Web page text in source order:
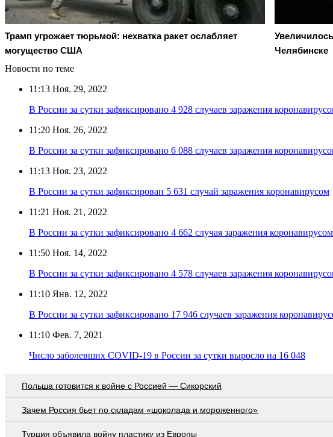
Трамп угрожает тюрьмой: нехватка ракет ослабляет
могущество США
Челябинске
Новости по теме
11:13 Ноя. 29, 2022
В России за сутки зафиксировано 4 928 случаев заражения
11:20 Ноя. 26, 2022
В России за сутки зафиксировано 6 088 случаев заражения
11:13 Ноя. 23, 2022
В России за сутки зафиксирован 5 631 случай заражения коронавирусом
11:21 Ноя. 21, 2022
В России за сутки зафиксировано 4 662 случая заражения коронавирусом
11:50 Ноя. 14, 2022
В России за сутки зафиксировано 4 578 случаев заражения
11:10 Янв. 12, 2022
В России за сутки зафиксировано 17 946 случаев заражения
11:10 Фев. 7, 2021
Число заболевших COVID-19 в России за сутки выросло на 16 048
Польша готовится к войне с Россией — Сикорский
Зачем Россия бьет по складам «шоколада и мороженного»
Турция объявила войну пластику из Европы